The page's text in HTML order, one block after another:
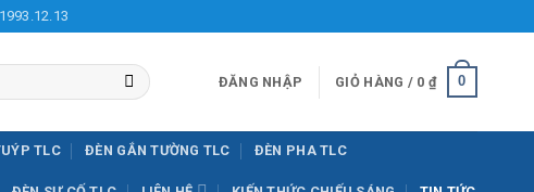
ĐĂNG NHẬP GIỎ HÀNG / 0 ₫ 0
TLC ĐÈN GẮN TƯỜNG TLC ĐÈN PHA TLC